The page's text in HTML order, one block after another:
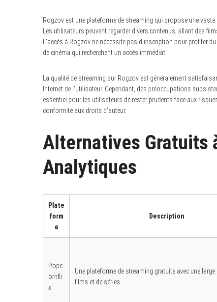
Rogzov est une plateforme de streaming qui propose une
Les utilisateurs peuvent regarder divers contenus, allant des
L’accès à Rogzov ne nécessite pas d’inscription pour profiter
de cinéma qui recherchent un accès immédiat.
La qualité de streaming sur Rogzov est généralement
Internet de l’utilisateur. Cependant, des préoccupations
essentiel pour les utilisateurs de rester prudents face aux
conformité aux droits d’auteur.
Alternatives Gratuits
Analytiques
Plate
form
e
Description
Popc
ornfli
x
Une plateforme de streaming gratuite avec une
films et de séries.